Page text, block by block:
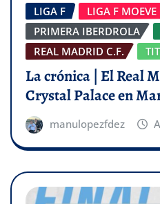
LIGA F
LIGA F MOEVE
PRIMERA IBERDROLA
REAL MADRID C.F.
La crónica | El Real
Crystal Palace en
manulopezfdez